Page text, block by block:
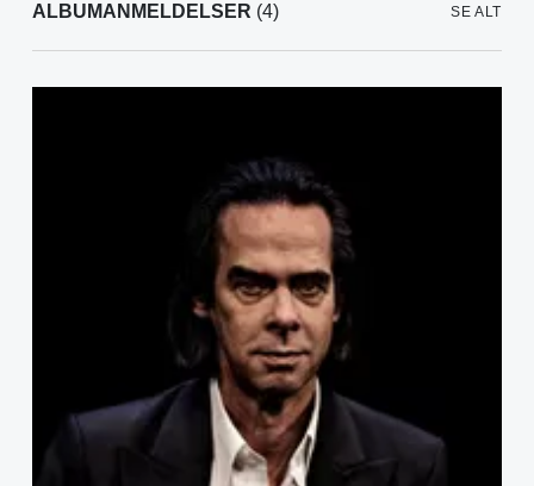
ALBUMANMELDELSER (4) SE ALT